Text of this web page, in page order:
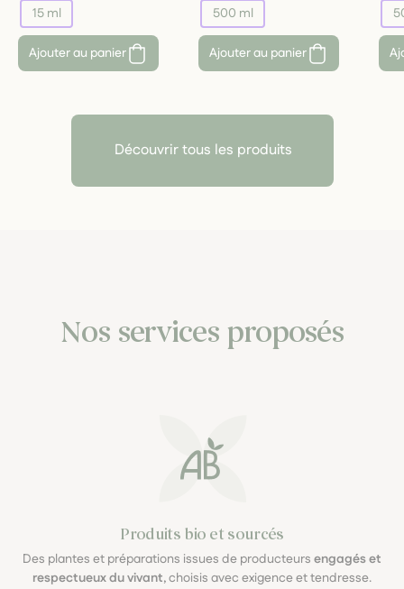
15 ml
Ajouter au panier
500 ml
Ajouter au panier
Découvrir tous les produits
Nos services proposés
Produits bio et sourcés
Des plantes et préparations issues de producteurs engagés et
respectueux du vivant, choisis avec exigence et tendresse.